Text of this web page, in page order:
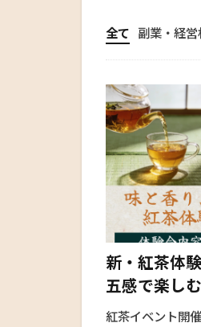
全て 副業・経営
新・紅茶体
五感で楽し
紅茶イベント開